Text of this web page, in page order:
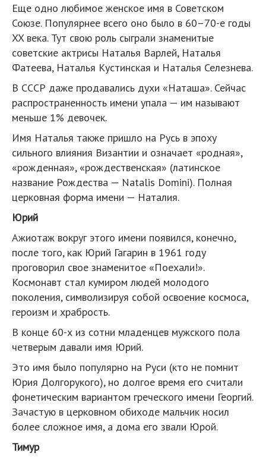
Еще одно любимое женское имя в Советском
Союзе. Популярнее всего оно было в 60–70-е годы
XX века. Тут свою роль сыграли знаменитые
советские актрисы Наталья Варлей, Наталья
Фатеева, Наталья Кустинская и Наталья Селезнева.
В СССР даже продавались духи «Наташа». Сейчас
распространенность имени упала — им называют
меньше 1% девочек.
Имя Наталья также пришло на Русь в эпоху
сильного влияния Византии и означает «родная»,
«рожденная», «рождественская» (латинское
название Рождества — Natalis Domini). Полная
церковная форма имени — Наталия.
Юрий
Ажиотаж вокруг этого имени появился, конечно,
после того, как Юрий Гагарин в 1961 году
проговорил свое знаменитое «Поехали!».
Космонавт стал кумиром людей молодого
поколения, символизируя собой освоение космоса,
героизм и храбрость.
В конце 60-х из сотни младенцев мужского пола
четверым давали имя Юрий.
Это имя было популярно на Руси (кто не помнит
Юрия Долгорукого), но долгое время его считали
фонетическим вариантом греческого имени Георгий.
Зачастую в церковном обиходе мальчик носил
более сложное имя, а дома его звали Юрой.
Тимур